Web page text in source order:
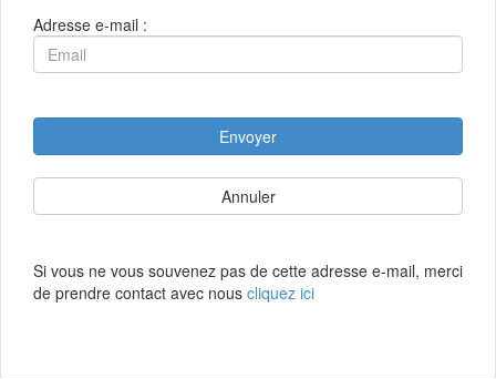
Adresse e-mail :
Envoyer
Annuler
Si vous ne vous souvenez pas de cette adresse e-mail, merci
de prendre contact avec nous cliquez ici